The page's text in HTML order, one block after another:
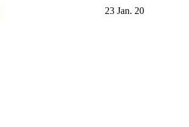
23 Jan. 20